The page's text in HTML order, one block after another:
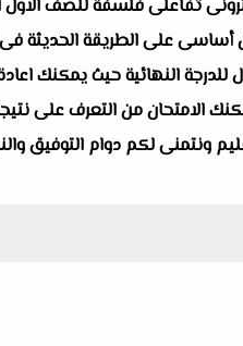
على الطريقة الحديثة فى
النهائية حيث يمكنك
الامتحان من التعرف على
ونتمنى لكم دوام التوفيق